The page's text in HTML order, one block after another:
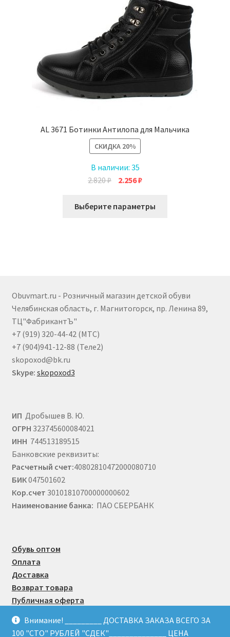
Внимание! _________ ДОСТАВКА ЗАКАЗА ВСЕГО ЗА
100 "СТО" РУБЛЕЙ "СДЕК"______________ ЦЕНА
можно
выбрать
на
странице
товара.
AL 3671 Ботинки Антилопа для Мальчика
СКИДКА20%
В наличии: 35
2.820₽
Первоначальная
составляла
2.256₽Текущая
2.256 ₽.
Выберите параметры
выбрать
Obuvmart.ru - Розничный магазин детской обуви
Челябинская область, г. Магнитогорск, пр. Ленина 89,
ТЦ"ФабрикантЪ"
+7 (919) 320-44-42 (МТС)
+7 (904)941-12-88 (Теле2)
skopoxod@bk.ru
Skype: skopoxod3
ИП Дробышев В. Ю.
ОГРН 323745600084021
ИНН 744513189515
Банковские реквизиты:
Расчетный счет:40802810472000080710
БИК047501602
Кор.счет 30101810700000000602
Наименование банка: ПАО СБЕРБАНК
Обувь оптом
Оплата
Доставка
Возврат товара
Публичная оферта